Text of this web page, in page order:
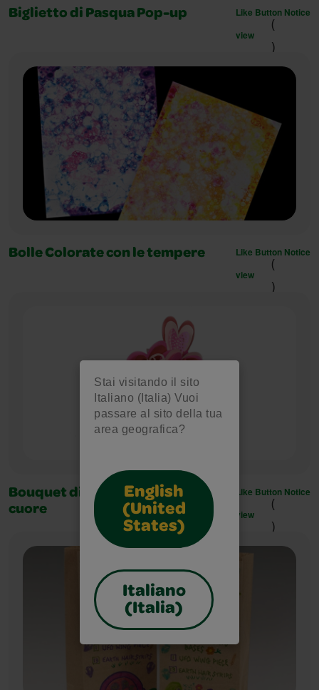
Stai visitando il sito
Italiano (Italia) Vuoi
passare al sito della tua
area geografica?
English
(United
States)
Italiano
(Italia)
Biglietto di Pasqua Pop-up Like Button Notice
(
view
)
Bolle Colorate con le tempere Like Button Notice
(
view
)
Bouquet di fiori a forma di
cuore
Like Button Notice
(
view
)